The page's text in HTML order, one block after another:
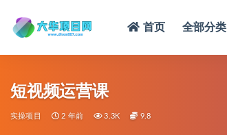
首页 全部分类
短视频运营课
实操项目 2 年前 3.3K 9.8